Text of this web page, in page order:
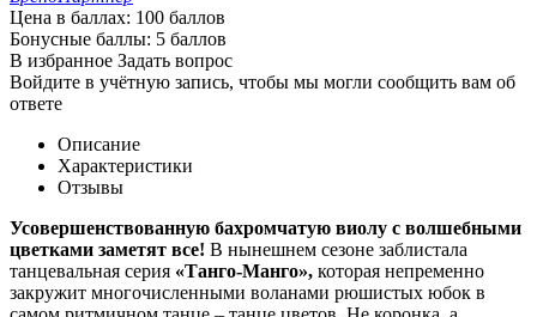
Цена в баллах: 100 баллов
Бонусные баллы: 5 баллов
В избранное Задать вопрос
Войдите в учётную запись, чтобы мы могли сообщить вам об
ответе
Описание
Характеристики
Отзывы
Усовершенствованную бахромчатую виолу с волшебными
цветками заметят все! В нынешнем сезоне заблистала
танцевальная серия «Танго-Манго», которая непременно
закружит многочисленными воланами рюшистых юбок в